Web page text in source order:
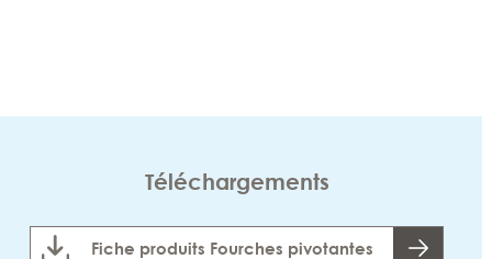
Téléchargements
Fiche produits Fourches pivotantes